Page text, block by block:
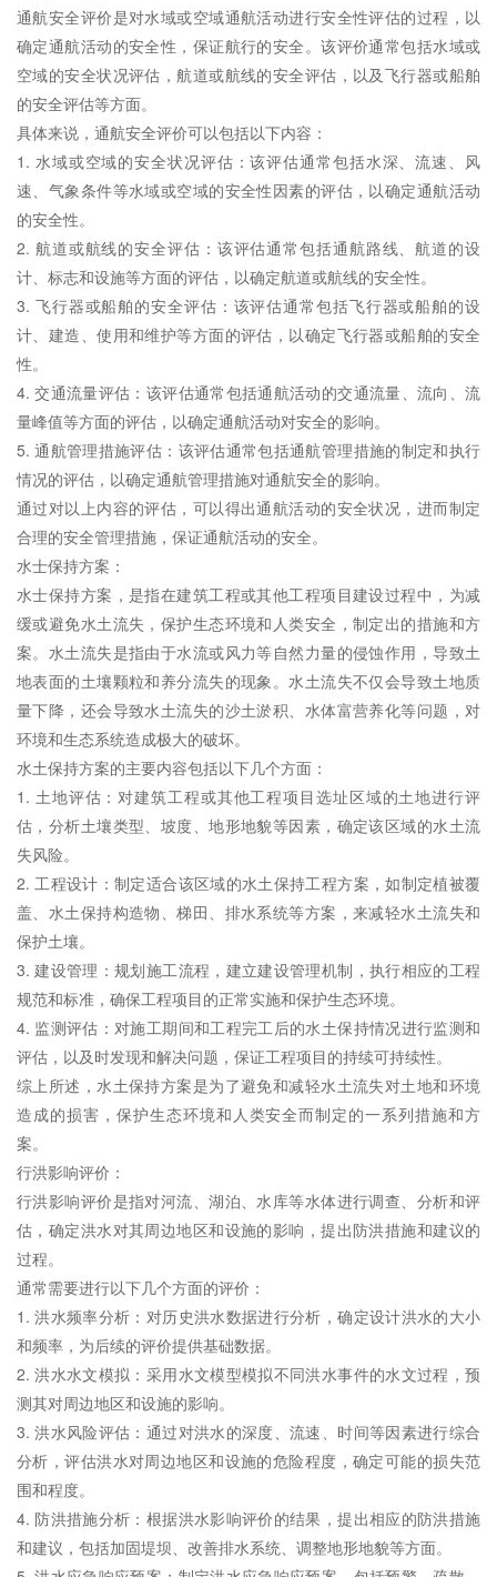
通航安全评价是对水域或空域通航活动进行安全性评估的过程，以
确定通航活动的安全性 ，保证航行的安全。该评价通常包括水域或
空域的安全状况评估，航道或航线的安全评估，以及飞行器或船舶
的安全评估等方面。
具体来说，通航安全评价可以包括以下内容：
1. 水域或空域的安全状况评估：该评估通常包括水深、流速、风
速、气象条件等水域或空域的安全性因素的评估，以确定通航活动
的安全性。
2. 航道或航线的安全评估：该评估通常包括通航路线、航道的设
计、标志和设施等方面的评估，以确定航道或航线的安全性。
3. 飞行器或船舶的安全评估：该评估通常包括飞行器或船舶的设
计、建造、使用和维护等方面的评估，以确定飞行器或船舶的安全
性。
4. 交通流量评估：该评估通常包括通航活动的交通流量、流向、流
量峰值等方面的评估，以确定通航活动对安全的影响。
5. 通航管理措施评估：该评估通常包括通航管理措施的制定和执行
情况的评估，以确定通航管理措施对通航安全的影响。
通过对以上内容的评估，可以得出通航活动的安全状况，进而制定
合理的安全管理措施，保证通航活动的安全。
水士保持方案：
水士保持方案，是指在建筑工程或其他工程项目建设过程中，为减
缓或避免水土流失，保护生态环境和人类安全，制定出的措施和方
案。水土流失是指由于水流或风力等自然力量的侵蚀作用，导致土
地表面的土壤颗粒和养分流失的现象。水土流失不仅会导致土地质
量下降，还会导致水土流失的沙土淤积、水体富营养化等问题，对
环境和生态系统造成极大的破坏。
水土保持方案的主要内容包括以下几个方面：
1. 土地评估：对建筑工程或其他工程项目选址区域的土地进行评
估，分析土壤类型、坡度、地形地貌等因素，确定该区域的水土流
失风险。
2. 工程设计：制定适合该区域的水土保持工程方案，如制定植被覆
盖、水土保持构造物、梯田、排水系统等方案，来减轻水土流失和
保护土壤。
3. 建设管理：规划施工流程，建立建设管理机制，执行相应的工程
规范和标准，确保工程项目的正常实施和保护生态环境。
4. 监测评估：对施工期间和工程完工后的水土保持情况进行监测和
评估，以及时发现和解决问题，保证工程项目的持续可持续性。
综上所述，水土保持方案是为了避免和减轻水土流失对土地和环境
造成的损害，保护生态环境和人类安全而制定的一系列措施和方
案。
行洪影响评价：
行洪影响评价是指对河流、湖泊、水库等水体进行调查、分析和评
估，确定洪水对其周边地区和设施的影响，提出防洪措施和建议的
过程。
通常需要进行以下几个方面的评价：
1. 洪水频率分析：对历史洪水数据进行分析，确定设计洪水的大小
和频率，为后续的评价提供基础数据。
2. 洪水水文模拟：采用水文模型模拟不同洪水事件的水文过程，预
测其对周边地区和设施的影响。
3. 洪水风险评估：通过对洪水的深度、流速、时间等因素进行综合
分析，评估洪水对周边地区和设施的危险程度，确定可能的损失范
围和程度。
4. 防洪措施分析：根据洪水影响评价的结果，提出相应的防洪措施
和建议，包括加固堤坝、改善排水系统、调整地形地貌等方面。